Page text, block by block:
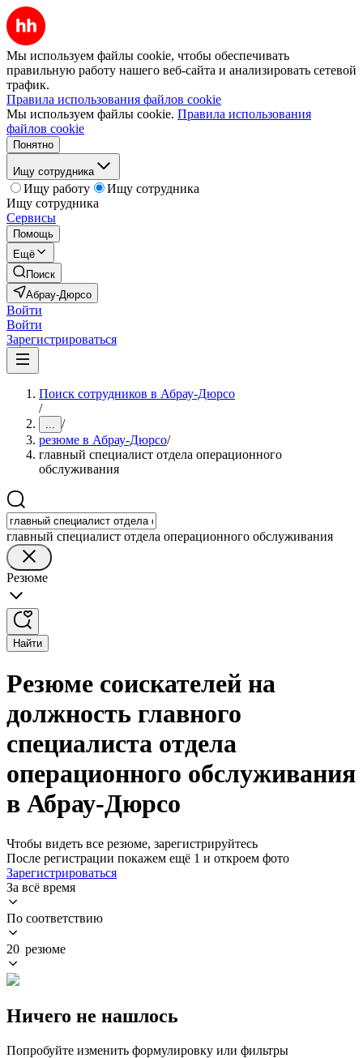
Мы используем файлы cookie, чтобы обеспечивать
правильную работу нашего веб-сайта и анализировать сетевой
трафик.
Правила использования файлов cookie
Мы используем файлы cookie. Правила использования
файлов cookie
Понятно
Ищу сотрудника
Ищу работу
Ищу сотрудника
Ищу сотрудника
Сервисы
Помощь
Ещё
Поиск
Абрау-Дюрсо
Войти
Войти
Зарегистрироваться
Поиск сотрудников в Абрау-Дюрсо
/
... /
резюме в Абрау-Дюрсо/
главный специалист отдела операционного
обслуживания
главный специалист отдела операционного обслуживания
Резюме
Найти
Резюме соискателей на
должность главного
специалиста отдела
операционного обслуживания
в Абрау-Дюрсо
Чтобы видеть все резюме, зарегистрируйтесь
После регистрации покажем ещё 1 и откроем фото
Зарегистрироваться
За всё время
По соответствию
20 резюме
Ничего не нашлось
Попробуйте изменить формулировку или фильтры